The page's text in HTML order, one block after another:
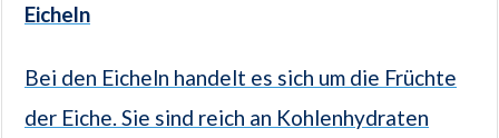
Eicheln
Bei den Eicheln handelt es sich um die Früchte
der Eiche. Sie sind reich an Kohlenhydraten